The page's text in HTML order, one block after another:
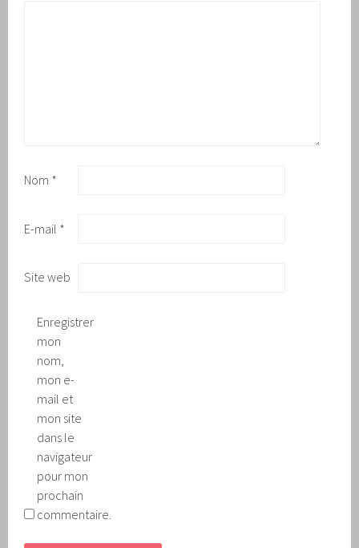
Nom *
E-mail *
Site web
Enregistrer
mon
nom,
mon e-
mail et
mon site
dans le
navigateur
pour mon
prochain
commentaire.